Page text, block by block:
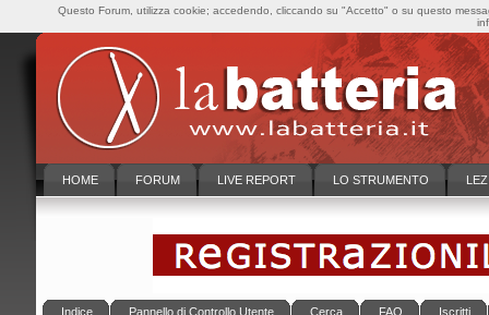
HOME FORUM LIVE REPORT LO STRUMENTO
Indice Pannello di Controllo Utente Cerca FAQ Iscritti
Questo Forum, utilizza cookie; accedendo, cliccando su "Accetto" o su questo